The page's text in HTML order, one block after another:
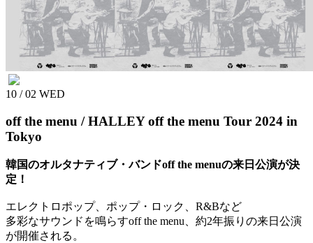
10 / 02 WED
off the menu / HALLEY off the menu Tour 2024 in
Tokyo
韓国のオルタナティブ・バンドoff the menuの来日公演が決
定！
エレクトロポップ、ポップ・ロック、R&Bなど
多彩なサウンドを鳴らすoff the menu、約2年振りの来日公演
が開催される。